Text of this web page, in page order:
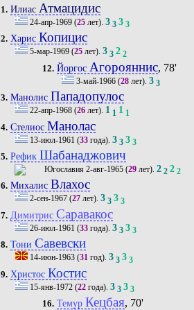
1. Илиас Атмацидис
24-апр-1969 (25 лет).3 3 3 3
2. ХарисКопицис
5-мар-1969 (25 лет).3 3 2 2
12. Йоргос Агорояннис, 78'
3-май-1966(28лет). 3 3
3. Манолис Пападопулос
22-апр-1968 (26 лет). 1 1 1 1
4. Стелиос Манолас
13-июл-1961 (33 года).3 3 3 3
5. Рефик Шабанаджович
2-авг-1965(29лет). 2 2 2 2
6. МихалисВлахос
2-сен-1967 (27 лет).3 3 3 3
7. ДимитрисСаравакос
26-июл-1961 (33 года).3 3 3 3
8. ТониСавевски
14-июн-1963 (31 год).3 3 3 3
9. Христос Костис
15-янв-1972 (22 года).3 3 3 3
16. Темур Кецбая, 70'